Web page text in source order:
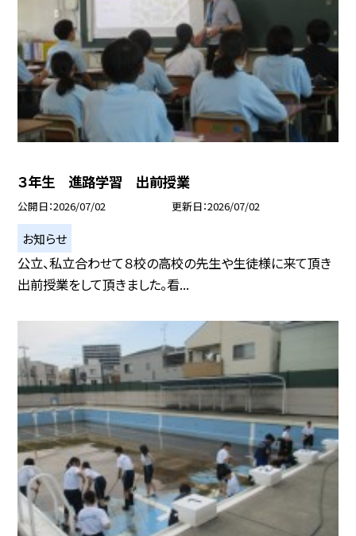
３年生 進路学習 出前授業
公開日 2026/07/02 更新日 2026/07/02
お知らせ
公立、私立合わせて８校の高校の先生や生徒様に来て頂き
出前授業をして頂きました。看...